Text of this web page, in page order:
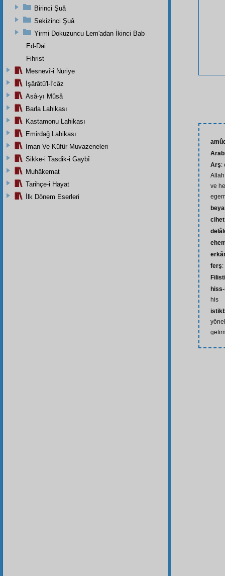
Arş:
ve
cihet
ferş
his
Birinci Şuâ
Sekizinci Şuâ
Yirmi Dokuzuncu Lem'adan İkinci Bab
Ed-Dai
Fihrist
Mesnevî-i Nuriye
İşârâtü'l-İ'câz
Asâ-yı Mûsâ
Barla Lahikası
Kastamonu Lahikası
Emirdağ Lahikası
İman Ve Küfür Muvazeneleri
Sikke-i Tasdik-i Gaybî
Muhâkemat
Tarihçe-i Hayat
İlk Dönem Eserleri